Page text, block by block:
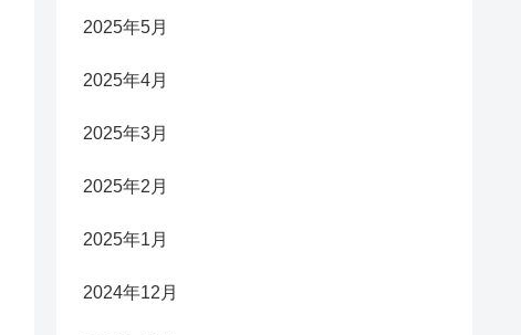
2025年5月
2025年4月
2025年3月
2025年2月
2025年1月
2024年12月